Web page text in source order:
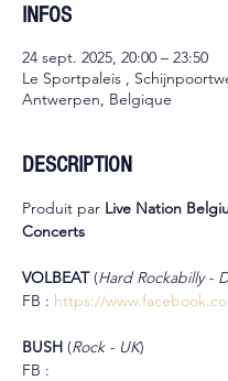
INFOS
24 sept. 2025, 20:00 – 23:50
Le Sportpaleis ,
Antwerpen, Belgique
DESCRIPTION
Produit par Live Nation
Concerts
VOLBEAT (Hard Rockabilly -
FB : https://
BUSH (Rock - UK)
FB :